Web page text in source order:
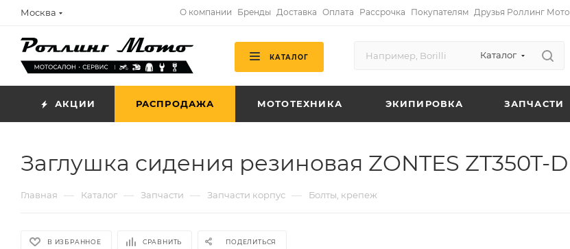
Москва О компании Бренды Доставка Оплата Рассрочка Покупателям Друзья Роллинг Мото
КАТАЛОГ Каталог
АКЦИИ РАСПРОДАЖА МОТОТЕХНИКА ЭКИПИРОВКА ЗАПЧАСТИ
Заглушка сидения резиновая ZONTES ZT350T-D
Главная — Каталог — Запчасти — Запчасти корпус — Болты, крепеж
В ИЗБРАННОЕ СРАВНИТЬ ПОДЕЛИТЬСЯ